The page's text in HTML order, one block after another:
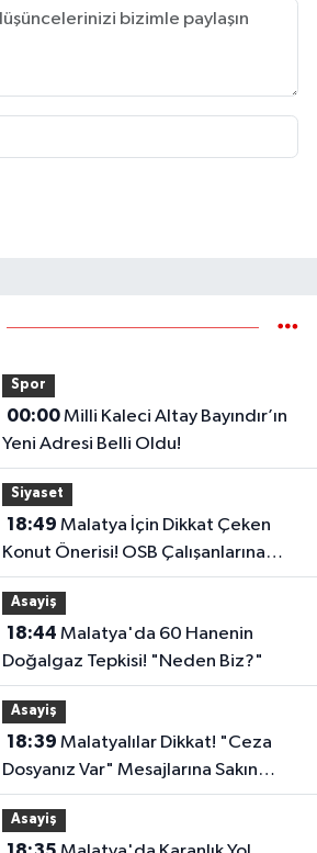
Spor
00:00Milli Kaleci Altay Bayındır’ın
Yeni Adresi Belli Oldu!
Siyaset
18:49
Konut Önerisi! OSB Çalışanlarına
Faizsiz Ev Çağrısı..
Asayiş
18:44
Doğalgaz Tepkisi! "Neden Biz?"
Asayiş
18:39
Dosyanız Var" Mesajlarına Sakın
Kanmayın
Asayiş